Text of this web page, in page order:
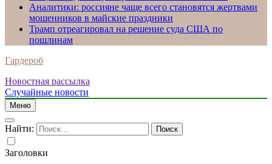
Аналитики: россияне чаще всего становятся жертвами
мошенников в майские праздники
Трамп отреагировал на решение суда США по
пошлинам
Гардероб
Новостная рассылка
Случайные новости
Меню
Найти:
Заголовки